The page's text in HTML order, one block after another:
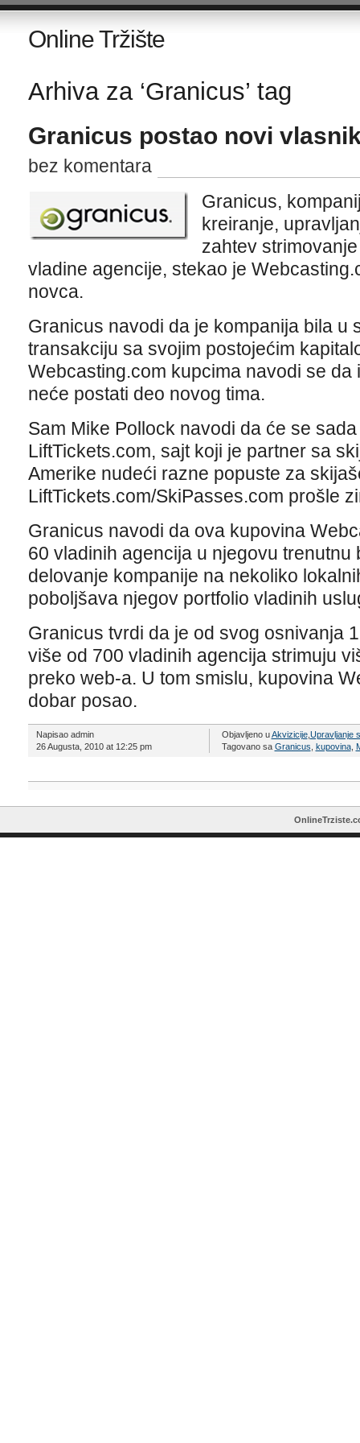
Online Tržište
Arhiva za ‘Granicus’ tag
Granicus postao novi
bez komentara
Granicus,
kreiranje,
zahtev
vladine agencije, stekao je
novca.
Granicus navodi da je kompanija bila u
transakciju sa svojim postojećim
Webcasting.com kupcima navodi se
neće postati deo novog tima.
Sam Mike Pollock navodi da će se
LiftTickets.com, sajt koji je partner sa
Amerike nudeći razne popuste za
LiftTickets.com/SkiPasses.com prošle
Granicus navodi da ova kupovina
60 vladinih agencija u njegovu trenutnu
delovanje kompanije na nekoliko
poboljšava njegov portfolio vladinih
Granicus tvrdi da je od svog osnivanja
više od 700 vladinih agencija strimuju
preko web-a. U tom smislu, kupovina
dobar posao.
Napisao admin
26 Augusta, 2010 at 12:25 pm
Objavljeno uAkvizicije, Upravljanje
Tagovano sa Granicus kupovina,